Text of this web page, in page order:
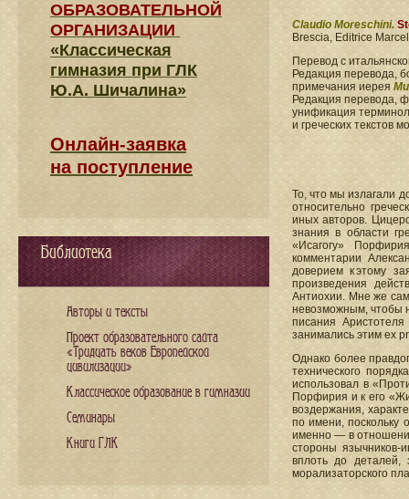
Claudio Moreschini.
Brescia, Editrice
Перевод с
Редакция перевода,
примечания иерея
Редакция перевода,
унификация
и греческих текстов
То, что мы излагали
относительно
иных авторов.
знания в области
«Исагогу»
комментарии
доверием к этому
произведения
Антиохии. Мне же
невозможным, чтобы
писания
занимались этим ex
Однако более
технического
использовал в
Порфирия и к его
воздержания,
по имени, поскольку
именно — в
стороны язычников-
вплоть до деталей,
морализаторского
ОБРАЗОВАТЕЛЬНОЙ
ОРГАНИЗАЦИИ
«Классическая
гимназия при ГЛК
Ю.А. Шичалина»
Онлайн-заявка
на поступление
Библиотека
Авторы и тексты
Проект образовательного сайта
«Тридцать веков Европейской
цивилизации»
Классическое образование в гимназии
Семинары
Книги ГЛК